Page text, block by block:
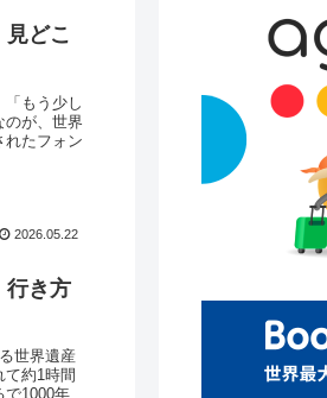
見どこ
もう少し
のが、世界
れたフォン
2026.05.22
行き方
世界遺産
約1時間
で1000年